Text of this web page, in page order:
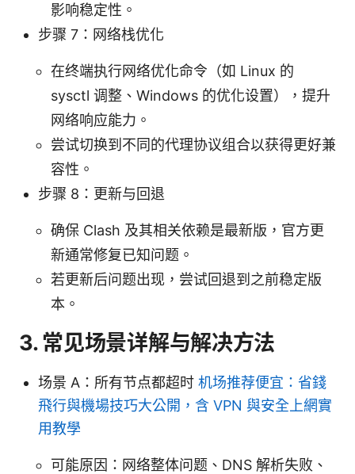
影响稳定性。
步骤 7：网络栈优化
在终端执行网络优化命令（如 Linux 的
sysctl 调整、Windows 的优化设置），提升
网络响应能力。
尝试切换到不同的代理协议组合以获得更好兼
容性。
步骤 8：更新与回退
确保 Clash 及其相关依赖是最新版，官方更
新通常修复已知问题。
若更新后问题出现，尝试回退到之前稳定版
本。
3. 常见场景详解与解决方法
场景 A：所有节点都超时 机场推荐便宜：省錢
飛行與機場技巧大公開，含 VPN 與安全上網實
用教學
可能原因：网络整体问题、DNS 解析失败、